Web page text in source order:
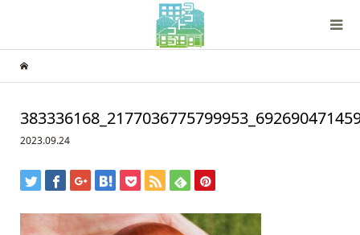
2023.09.24